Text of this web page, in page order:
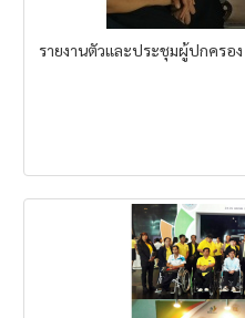
รายงานตัวและประชุมผู้ปกคร